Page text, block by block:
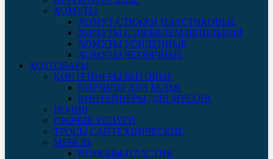
ХОМУТЫ
ХОМУТ-СТЯЖКИ ПЛАСТИКОВЫЕ
ХОМУТЫ С ДЮБЕЛЕМ ШПИЛЬКОЙ
ХОМУТЫ УСИЛЕННЫЕ
ХОМУТЫ ЧЕРВЯЧНЫЕ
ХОЗТОВАРЫ
КОНТЕЙНЕРЫ БЫТОВЫЕ
КОРЗИНЫ ДЛЯ БЕЛЬЯ
КОНТЕЙНЕРЫ ДЛЯ МУСОРА
ПОЛИВ
ПРОЧИЕ УСЛУГИ
ТРОСЫ САНТЕХНИЧЕСКИЕ
МЕБЕЛЬ
КОМОДЫ-ПЛАСТИК